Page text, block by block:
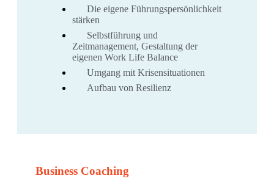
Die eigene Führungspersönlichkeit
stärken
Selbstführung und
Zeitmanagement, Gestaltung der
eigenen Work Life Balance
Umgang mit Krisensituationen
Aufbau von Resilienz
Business Coaching